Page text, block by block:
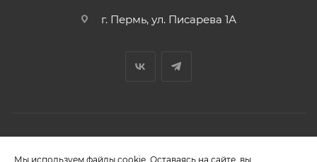
г. Пермь, ул. Писарева 1А
Мы используем файлы cookie. Оставаясь на сайте, вы